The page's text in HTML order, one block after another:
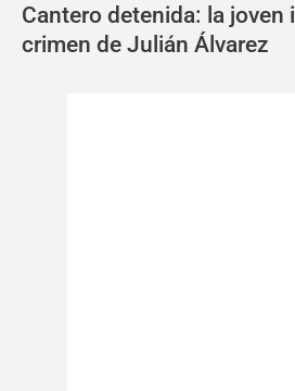
Cantero detenida: la joven
crimen de Julián Álvarez